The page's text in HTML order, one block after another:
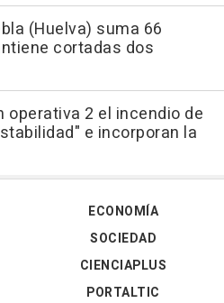
(Huelva) suma 66
cortadas dos
operativa 2 el incendio de
e incorporan la
ECONOMÍA
SOCIEDAD
CIENCIAPLUS
PORTALTIC